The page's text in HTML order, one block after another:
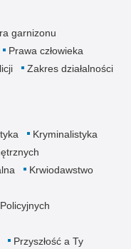
garnizonu
Prawa człowieka
Zakres działalności
Kryminalistyka
Krwiodawstwo
Przyszłość a Ty